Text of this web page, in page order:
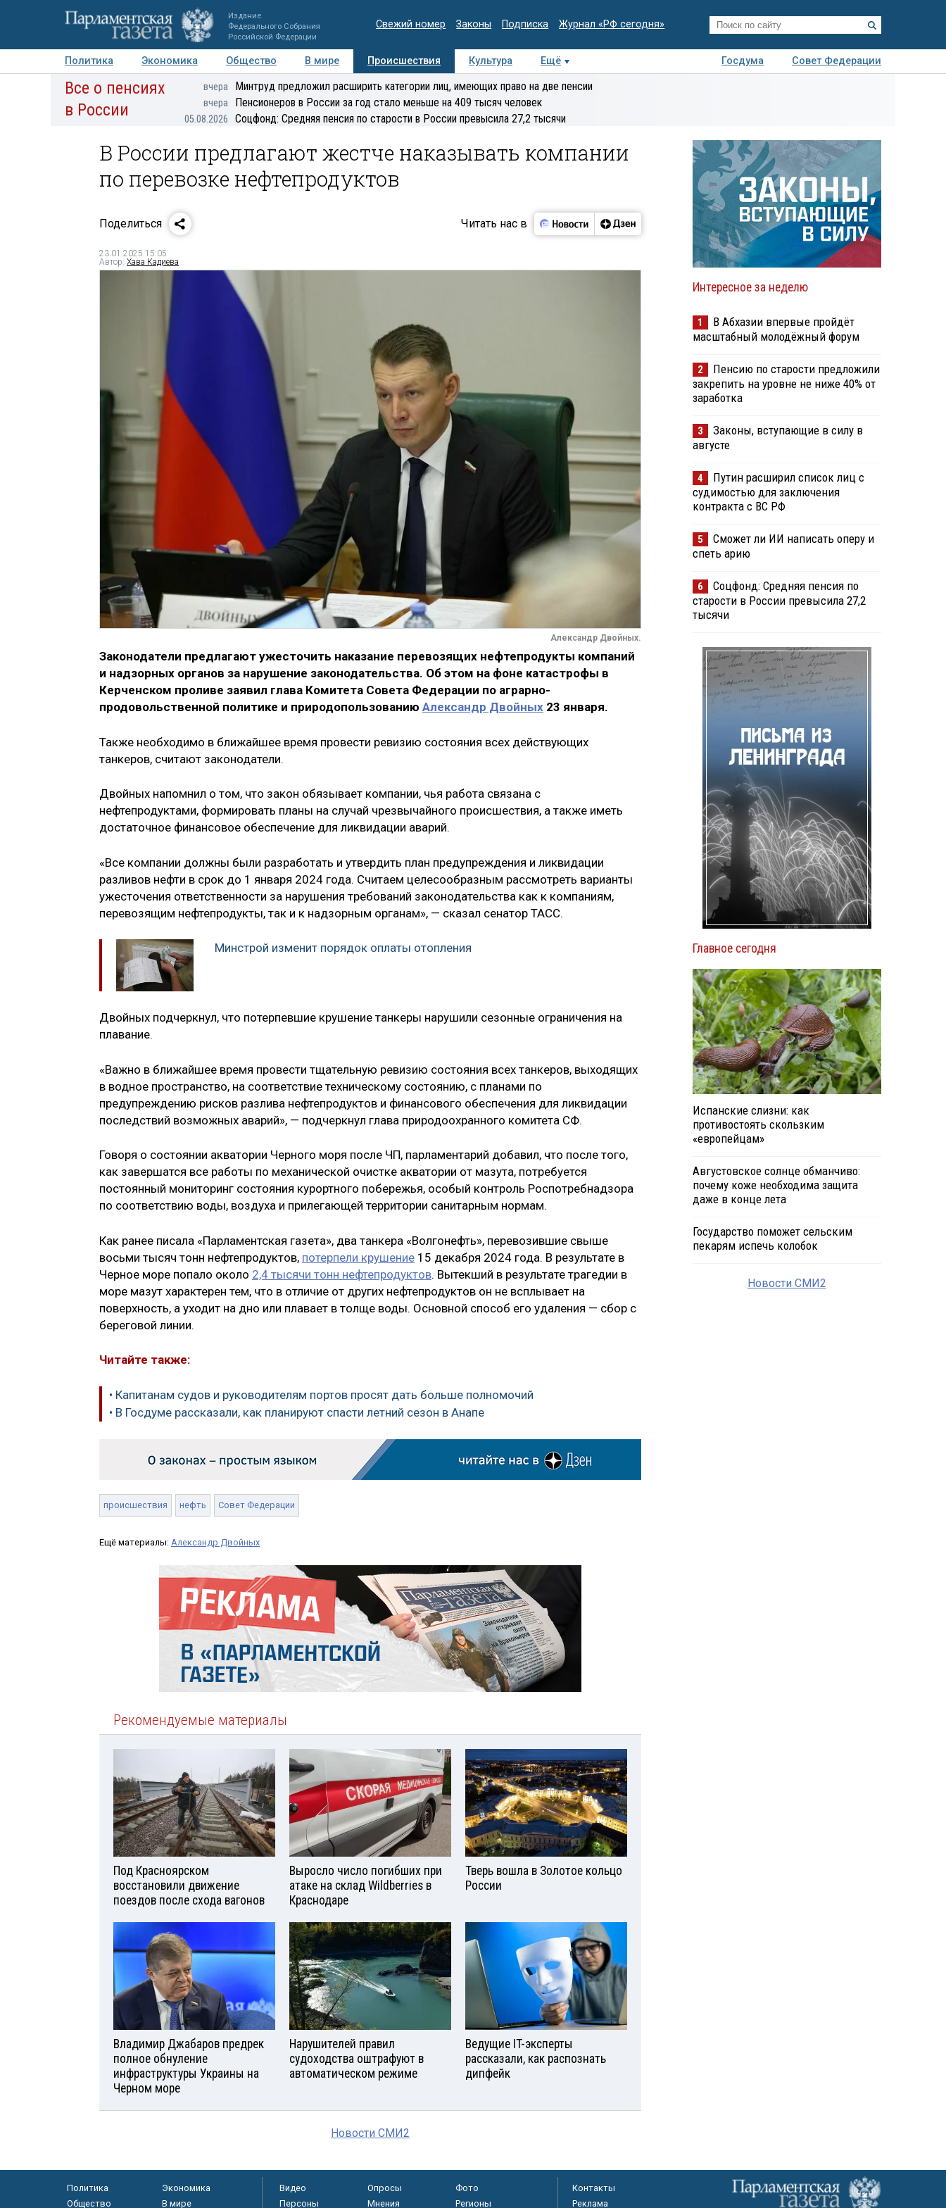
Издание
Федерального Собрания
Российской Федерации
Свежий номер Законы Подписка Журнал «РФ сегодня»
Политика Экономика Общество В мире Происшествия Культура Ещё Госдума
Совет Федерации
Авторы Персоны Мнения Регионы Медиацентр Интервью Колумнисты
Деловая
Все о пенсиях
в России
вчера Минтруд предложил расширить категории лиц, имеющих право на две пенсии
вчера Пенсионеров в России за год стало меньше на 409 тысяч человек
05.08.2026 Соцфонд: Средняя пенсия по старости в России превысила 27,2 тысячи
В России предлагают жестче наказывать компании
по перевозке нефтепродуктов
Поделиться Читать нас в
23.01.2025 15:05
Автор: Хава Кадиева
Александр Двойных.
Законодатели предлагают ужесточить наказание перевозящих нефтепродукты компаний
и надзорных органов за нарушение законодательства. Об этом на фоне катастрофы в
Керченском проливе заявил глава Комитета Совета Федерации по аграрно-
продовольственной политике и природопользованию Александр Двойных 23 января.
Также необходимо в ближайшее время провести ревизию состояния всех действующих
танкеров, считают законодатели.
Двойных напомнил о том, что закон обязывает компании, чья работа связана с
нефтепродуктами, формировать планы на случай чрезвычайного происшествия, а также иметь
достаточное финансовое обеспечение для ликвидации аварий.
«Все компании должны были разработать и утвердить план предупреждения и ликвидации
разливов нефти в срок до 1 января 2024 года. Считаем целесообразным рассмотреть варианты
ужесточения ответственности за нарушения требований законодательства как к компаниям,
перевозящим нефтепродукты, так и к надзорным органам», — сказал сенатор ТАСС.
Минстрой изменит порядок оплаты отопления
Двойных подчеркнул, что потерпевшие крушение танкеры нарушили сезонные ограничения на
плавание.
«Важно в ближайшее время провести тщательную ревизию состояния всех танкеров, выходящих
в водное пространство, на соответствие техническому состоянию, с планами по
предупреждению рисков разлива нефтепродуктов и финансового обеспечения для ликвидации
последствий возможных аварий», — подчеркнул глава природоохранного комитета СФ.
Говоря о состоянии акватории Черного моря после ЧП, парламентарий добавил, что после того,
как завершатся все работы по механической очистке акватории от мазута, потребуется
постоянный мониторинг состояния курортного побережья, особый контроль Роспотребнадзора
по соответствию воды, воздуха и прилегающей территории санитарным нормам.
Как ранее писала «Парламентская газета», два танкера «Волгонефть», перевозившие свыше
восьми тысяч тонн нефтепродуктов, потерпели крушение 15 декабря 2024 года. В результате в
Черное море попало около 2,4 тысячи тонн нефтепродуктов. Вытекший в результате трагедии в
море мазут характерен тем, что в отличие от других нефтепродуктов он не всплывает на
поверхность, а уходит на дно или плавает в толще воды. Основной способ его удаления — сбор с
береговой линии.
Читайте также:
• Капитанам судов и руководителям портов просят дать больше полномочий
• В Госдуме рассказали, как планируют спасти летний сезон в Анапе
происшествия нефть Совет Федерации
Ещё материалы: Александр Двойных
Рекомендуемые материалы
Под Красноярском
восстановили движение
поездов после схода вагонов
Выросло число погибших при
атаке на склад Wildberries в
Краснодаре
Тверь вошла в Золотое кольцо
России
Владимир Джабаров предрек
полное обнуление
инфраструктуры Украины на
Черном море
Нарушителей правил
судоходства оштрафуют в
автоматическом режиме
Ведущие IT-эксперты
рассказали, как распознать
дипфейк
Новости СМИ2
Интересное за неделю
1
В Абхазии впервые пройдёт
масштабный молодёжный форум
2
Пенсию по старости предложили
закрепить на уровне не ниже 40% от
заработка
3
Законы, вступающие в силу в
августе
4
Путин расширил список лиц с
судимостью для заключения
контракта с ВС РФ
5
Сможет ли ИИ написать оперу и
спеть арию
6
Соцфонд: Средняя пенсия по
старости в России превысила 27,2
тысячи
Главное сегодня
Испанские слизни: как
противостоять скользким
«европейцам»
Августовское солнце обманчиво:
почему коже необходима защита
даже в конце лета
Государство поможет сельским
пекарям испечь колобок
Новости СМИ2
Политика
Экономика
Общество
В мире
Видео Опросы
Фото
Персоны
Мнения Регионы
Контакты
Реклама